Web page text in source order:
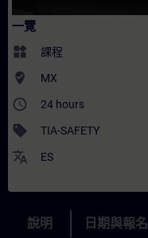
一覽
widgets 課程
where_to_vote MX
access_time 24 hours
sell TIA-SAFETY
translate ES
說明 日期與報名